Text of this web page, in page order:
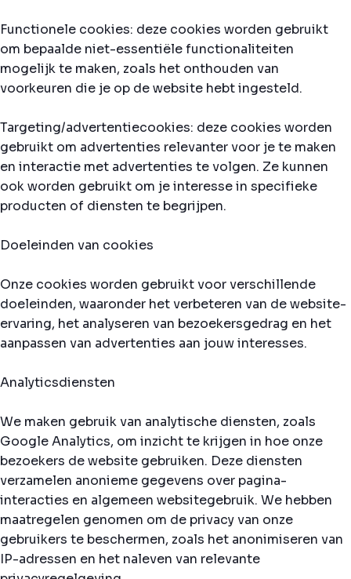
Functionele cookies: deze cookies worden gebruikt
om bepaalde niet-essentiële functionaliteiten
mogelijk te maken, zoals het onthouden van
voorkeuren die je op de website hebt ingesteld.
Targeting/advertentiecookies: deze cookies worden
gebruikt om advertenties relevanter voor je te maken
en interactie met advertenties te volgen. Ze kunnen
ook worden gebruikt om je interesse in specifieke
producten of diensten te begrijpen.
Doeleinden van cookies
Onze cookies worden gebruikt voor verschillende
doeleinden, waaronder het verbeteren van de website-
ervaring, het analyseren van bezoekersgedrag en het
aanpassen van advertenties aan jouw interesses.
Analyticsdiensten
We maken gebruik van analytische diensten, zoals
Google Analytics, om inzicht te krijgen in hoe onze
bezoekers de website gebruiken. Deze diensten
verzamelen anonieme gegevens over pagina-
interacties en algemeen websitegebruik. We hebben
maatregelen genomen om de privacy van onze
gebruikers te beschermen, zoals het anonimiseren van
IP-adressen en het naleven van relevante